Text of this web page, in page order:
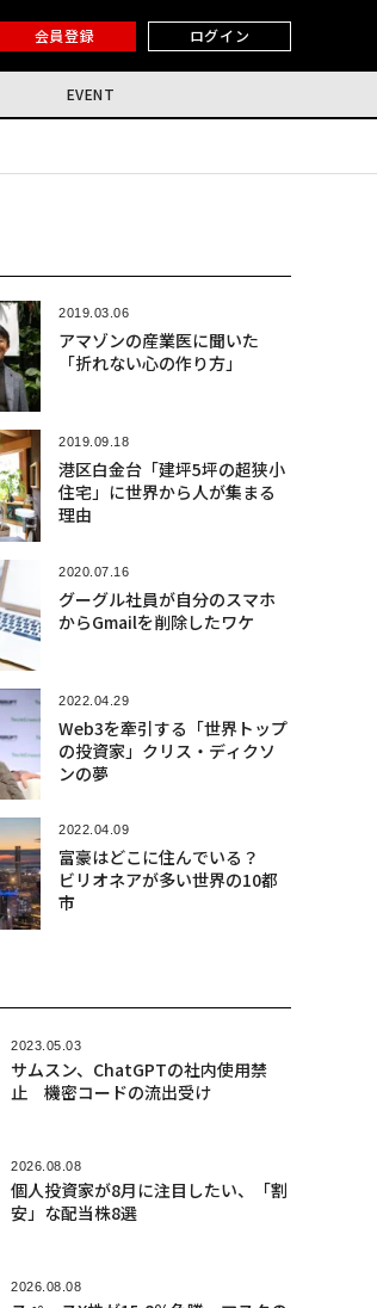
会員登録 ログイン
EVENT
2019.03.06
アマゾンの産業医に聞いた
「折れない心の作り方」
2019.09.18
港区白金台「建坪5坪の超狭小
住宅」に世界から人が集まる
理由
2020.07.16
グーグル社員が自分のスマホ
からGmailを削除したワケ
2022.04.29
Web3を牽引する「世界トップ
の投資家」クリス・ディクソ
ンの夢
2022.04.09
富豪はどこに住んでいる？
ビリオネアが多い世界の10都
市
2023.05.03
サムスン、ChatGPTの社内使用禁
止 機密コードの流出受け
2026.08.08
個人投資家が8月に注目したい、「割
安」な配当株8選
2026.08.08